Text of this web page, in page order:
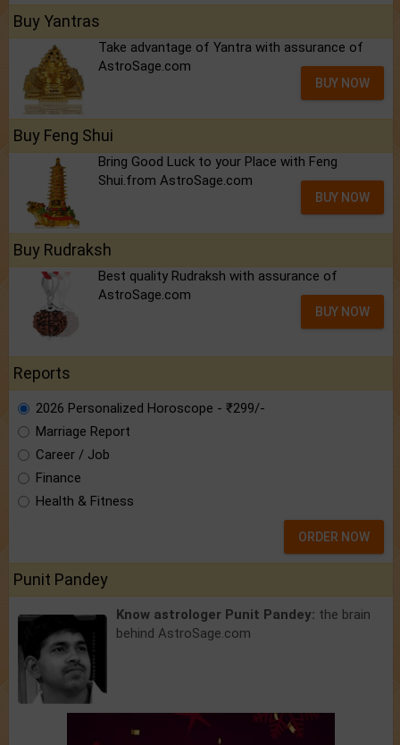
Buy Yantras
Take advantage of Yantra with assurance of
AstroSage.com
BUY NOW
Buy Feng Shui
Bring Good Luck to your Place with Feng
Shui.from AstroSage.com
BUY NOW
Buy Rudraksh
Best quality Rudraksh with assurance of
AstroSage.com
BUY NOW
Reports
2026 Personalized Horoscope - ₹299/-
Marriage Report
Career / Job
Finance
Health & Fitness
ORDER NOW
Punit Pandey
Know astrologer Punit Pandey: the brain
behind AstroSage.com